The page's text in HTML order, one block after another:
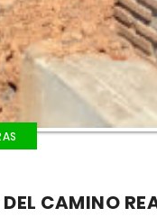
CAMINO